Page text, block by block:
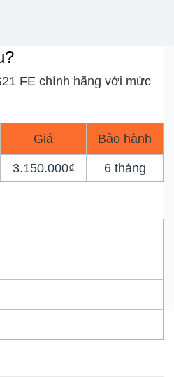
FE chính hãng với mức
Giá Bảo hành
3.150.000₫ 6 tháng